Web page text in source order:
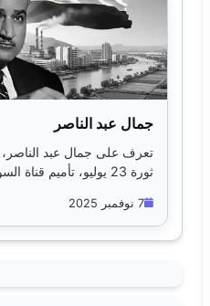
جمال عبد الناصر
تعرف على جمال عبد الناصر،
ثورة 23 يوليو، تأميم قناة السويس، وبناء السد العالي...
7 نوفمبر 2025